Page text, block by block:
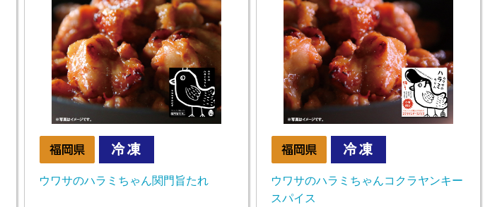
ウワサのハラミちゃん関門旨たれ
ウワサのハラミちゃんコクラヤンキー
スパイス